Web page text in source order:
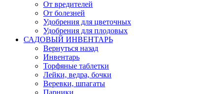
От вредителей
От болезней
Удобрения для цветочных
Удобрения для плодовых
САДОВЫЙ ИНВЕНТАРЬ
Вернуться назад
Инвентарь
Торфяные таблетки
Лейки, ведра, бочки
Веревки, шпагаты
Парники